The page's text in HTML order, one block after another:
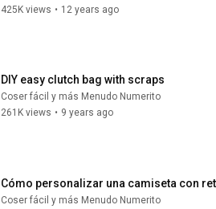
425K views • 12 years ago
DIY easy clutch bag with scraps
Coser fácil y más Menudo Numerito
261K views • 9 years ago
Cómo personalizar una camiseta con
Coser fácil y más Menudo Numerito